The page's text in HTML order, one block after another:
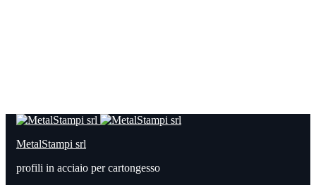
MetalStampi srl
profili in acciaio per cartongesso